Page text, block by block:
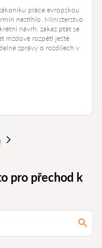
práce evropskou
nestihlo. Ministerstvo
návrh: zákaz ptát se
mzdové rozpětí ještě
zprávy o rozdílech v
pro přechod k